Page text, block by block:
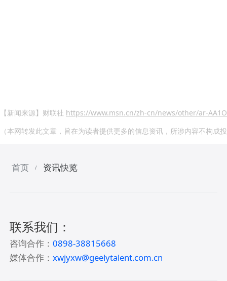
【新闻来源】财联社 https://www.msn.cn/zh-cn/news/other/ar-
（本网转发此文章，旨在为读者提供更多的信息资讯，所涉内容不构
首页 / 资讯快览
联系我们：
咨询合作：0898-38815668
媒体合作：xwjyxw@geelytalent.com.cn